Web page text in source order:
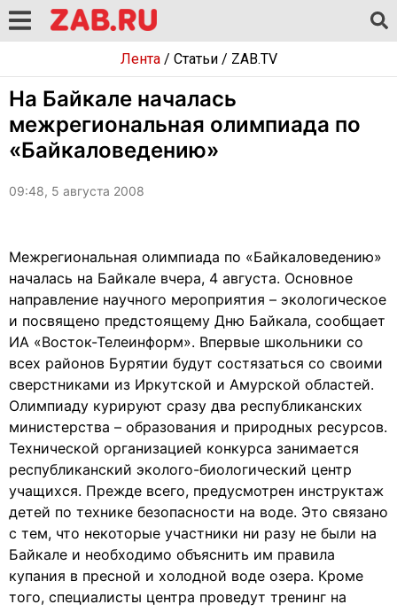
Лента/ Статьи/ ZAB.TV
На Байкале началась
межрегиональная олимпиада по
«Байкаловедению»
09:48, 5 августа 2008
Межрегиональная олимпиада по «Байкаловедению»
началась на Байкале вчера, 4 августа. Основное
направление научного мероприятия – экологическое
и посвящено предстоящему Дню Байкала, сообщает
ИА «Восток-Телеинформ». Впервые школьники со
всех районов Бурятии будут состязаться со своими
сверстниками из Иркутской и Амурской областей.
Олимпиаду курируют сразу два республиканских
министерства – образования и природных ресурсов.
Технической организацией конкурса занимается
республиканский эколого-биологический центр
учащихся. Прежде всего, предусмотрен инструктаж
детей по технике безопасности на воде. Это связано
с тем, что некоторые участники ни разу не были на
Байкале и необходимо объяснить им правила
купания в пресной и холодной воде озера. Кроме
того, специалисты центра проведут тренинг на